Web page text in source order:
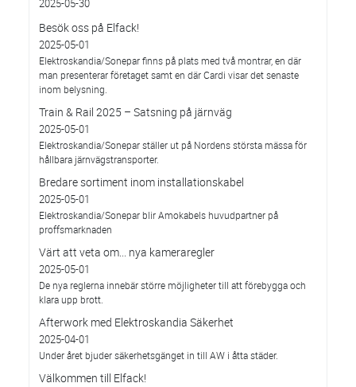
2025-05-30
Besök oss på Elfack!
2025-05-01
Elektroskandia/Sonepar finns på plats med två montrar, en där
man presenterar företaget samt en där Cardi visar det senaste
inom belysning.
Train & Rail 2025 – Satsning på järnväg
2025-05-01
Elektroskandia/Sonepar ställer ut på Nordens största mässa för
hållbara järnvägstransporter.
Bredare sortiment inom installationskabel
2025-05-01
Elektroskandia/Sonepar blir Amokabels huvudpartner på
proffsmarknaden
Värt att veta om... nya kameraregler
2025-05-01
De nya reglerna innebär större möjligheter till att förebygga och
klara upp brott.
Afterwork med Elektroskandia Säkerhet
2025-04-01
Under året bjuder säkerhetsgänget in till AW i åtta städer.
Välkommen till Elfack!